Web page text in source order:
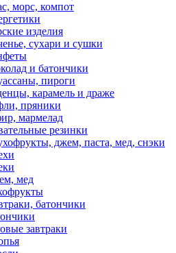
морс, компот
изделия
сухари и сушки
и батончики
пироги
карамель и драже
пряники
мармелад
резинки
джем, паста, мед, снэки
мед
батончики
завтраки